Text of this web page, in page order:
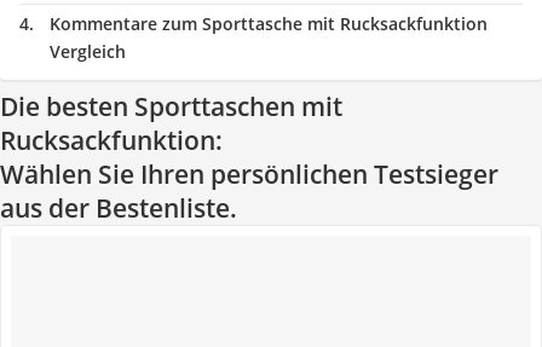
Kommentare zum Sporttasche mit Rucksackfunktion
Vergleich
Die besten Sporttaschen mit
Rucksackfunktion:
Wählen Sie Ihren persönlichen Testsieger
aus der Bestenliste.